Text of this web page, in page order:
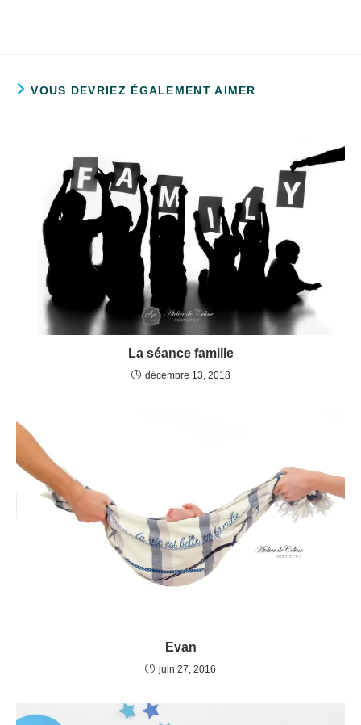
VOUS DEVRIEZ ÉGALEMENT AIMER
La séance famille
décembre 13, 2018
Evan
juin 27, 2016